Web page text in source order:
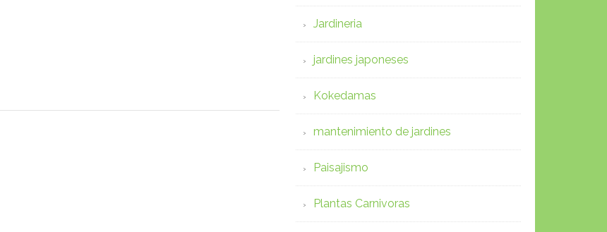
Jardineria
jardines japoneses
Kokedamas
mantenimiento de jardines
Paisajismo
Plantas Carnivoras